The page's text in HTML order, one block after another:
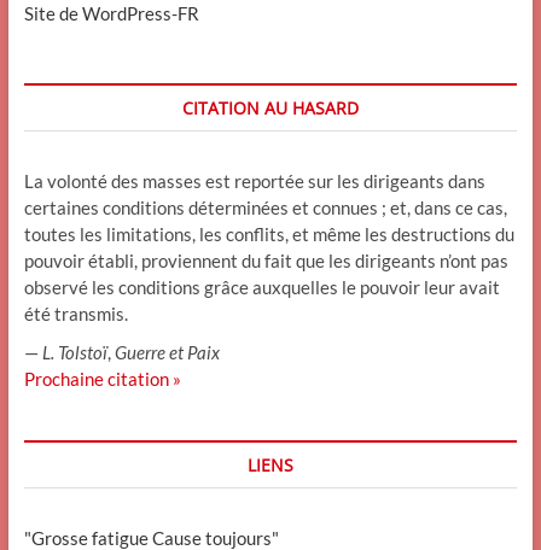
Site de WordPress-FR
CITATION AU HASARD
La volonté des masses est reportée sur les dirigeants dans
certaines conditions déterminées et connues ; et, dans ce cas,
toutes les limitations, les conflits, et même les destructions du
pouvoir établi, proviennent du fait que les dirigeants n’ont pas
observé les conditions grâce auxquelles le pouvoir leur avait
été transmis.
— L. Tolstoï, Guerre et Paix
Prochaine citation »
LIENS
"Grosse fatigue Cause toujours"